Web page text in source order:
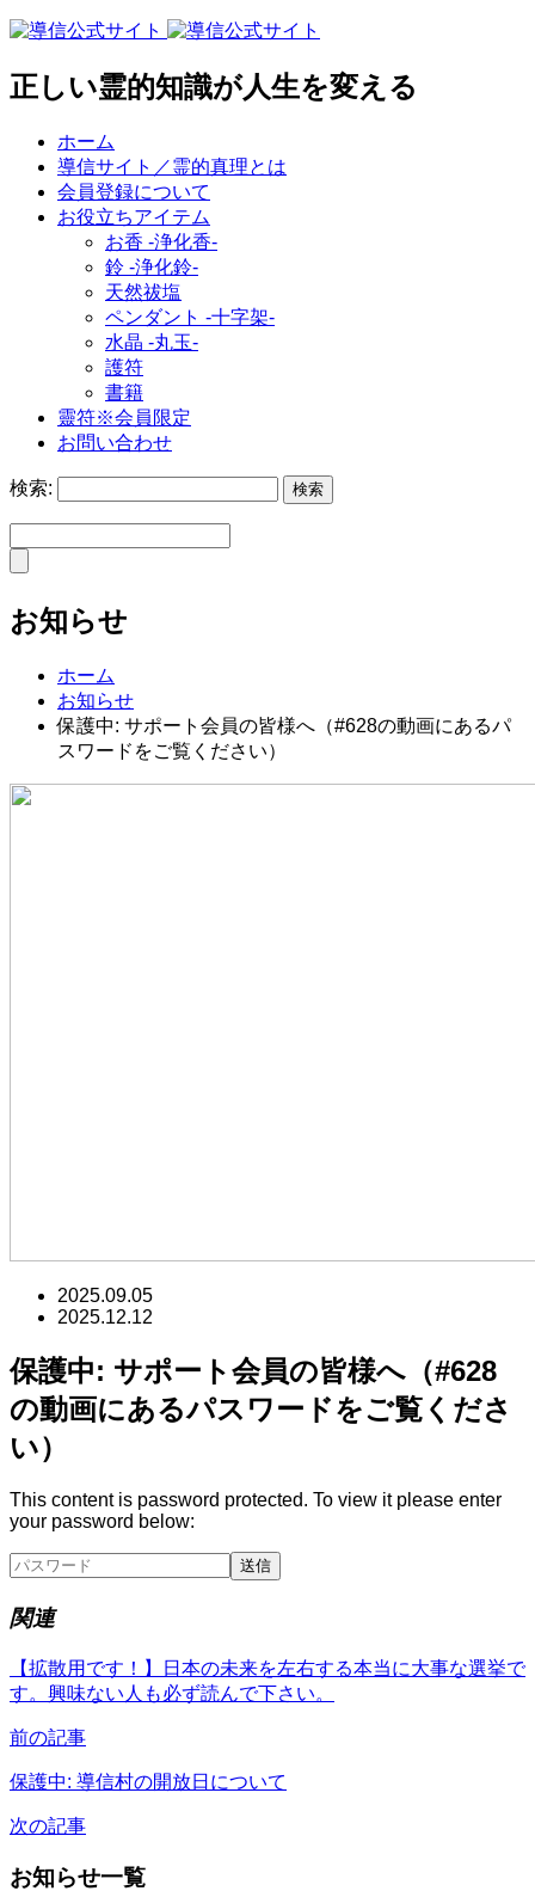
正しい霊的知識が人生を変える
ホーム
導信サイト／霊的真理とは
会員登録について
お役立ちアイテム
お香 ‐浄化香‐
鈴 ‐浄化鈴‐
天然祓塩
ペンダント -十字架-
水晶 -丸玉-
護符
書籍
靈符※会員限定
お問い合わせ
検索:
お知らせ
ホーム
お知らせ
保護中: サポート会員の皆様へ（#628の動画にあるパ
スワードをご覧ください）
2025.09.05
2025.12.12
保護中: サポート会員の皆様へ（#628
の動画にあるパスワードをご覧くださ
い）
This content is password protected. To view it please enter
your password below:
関連
【拡散用です！】日本の未来を左右する本当に大事な選挙で
す。興味ない人も必ず読んで下さい。
前の記事
保護中: 導信村の開放日について
次の記事
お知らせ一覧